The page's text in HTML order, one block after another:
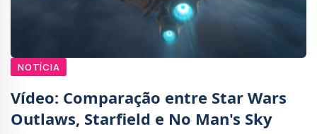
NOTÍCIA
Vídeo: Comparação entre Star Wars
Outlaws, Starfield e No Man's Sky